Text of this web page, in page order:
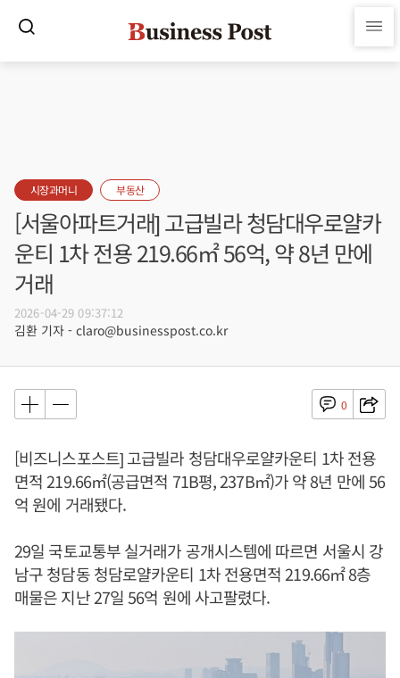
시장과머니 부동산
[서울아파트거래] 고급빌라 청담대우로얄카
운티 1차 전용 219.66㎡ 56억, 약 8년 만에
거래
2026-04-29 09:37:12
김환 기자 - claro@businesspost.co.kr
0
[비즈니스포스트] 고급빌라 청담대우로얄카운티 1차 전용
면적 219.66㎡(공급면적 71B평, 237B㎡)가 약 8년 만에 56
억 원에 거래됐다.
29일 국토교통부 실거래가 공개시스템에 따르면 서울시 강
남구 청담동 청담로얄카운티 1차 전용면적 219.66㎡ 8층
매물은 지난 27일 56억 원에 사고팔렸다.